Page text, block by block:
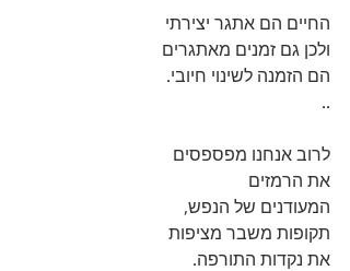
החיים הם אתגר יצירתי
ולכן גם זמנים מאתגרים
הם הזמנה לשינוי חיובי.
..
לרוב אנחנו מפספסים
את הרמזים
המעודנים של הנפש,
תקופות משבר מציפות
את נקדות התורפה.